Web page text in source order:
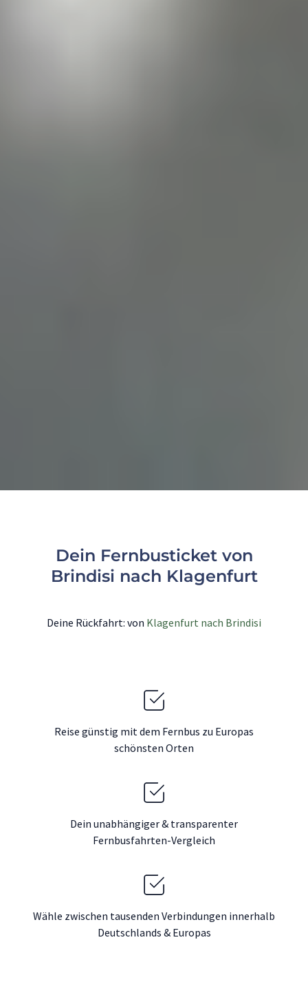
Dein Fernbusticket von
Brindisi nach Klagenfurt
Deine Rückfahrt: von Klagenfurt nach Brindisi
Reise günstig mit dem Fernbus zu Europas
schönsten Orten
Dein unabhängiger & transparenter
Fernbusfahrten-Vergleich
Wähle zwischen tausenden Verbindungen innerhalb
Deutschlands & Europas